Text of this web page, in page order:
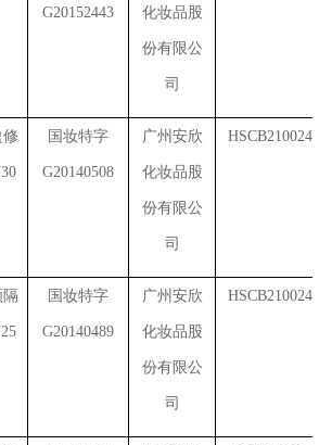
G20152443 化妆品股
份有限公
司
国妆特字
G20140508
广州安欣
化妆品股
份有限公
司
国妆特字
G20140489
广州安欣
化妆品股
份有限公
司